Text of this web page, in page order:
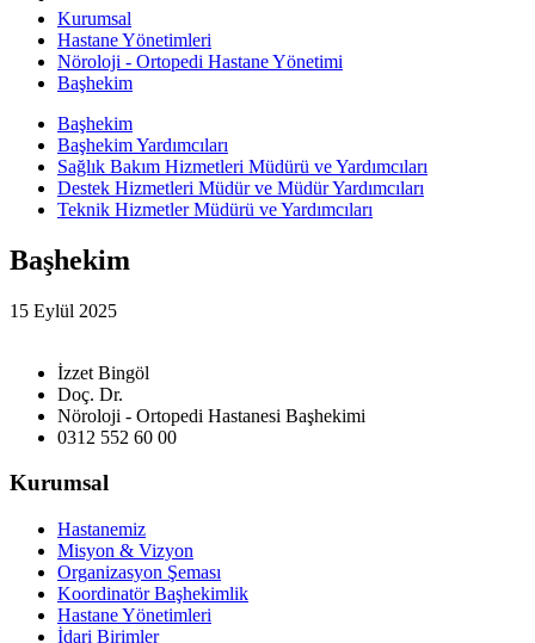
Kurumsal
Hastane Yönetimleri
Nöroloji - Ortopedi Hastane Yönetimi
Başhekim
Başhekim
Başhekim Yardımcıları
Sağlık Bakım Hizmetleri Müdürü ve Yardımcıları
Destek Hizmetleri Müdür ve Müdür Yardımcıları
Teknik Hizmetler Müdürü ve Yardımcıları
Başhekim
15 Eylül 2025
İzzet Bingöl
Doç. Dr.
Nöroloji - Ortopedi Hastanesi Başhekimi
0312 552 60 00
Kurumsal
Hastanemiz
Misyon & Vizyon
Organizasyon Şeması
Koordinatör Başhekimlik
Hastane Yönetimleri
İdari Birimler